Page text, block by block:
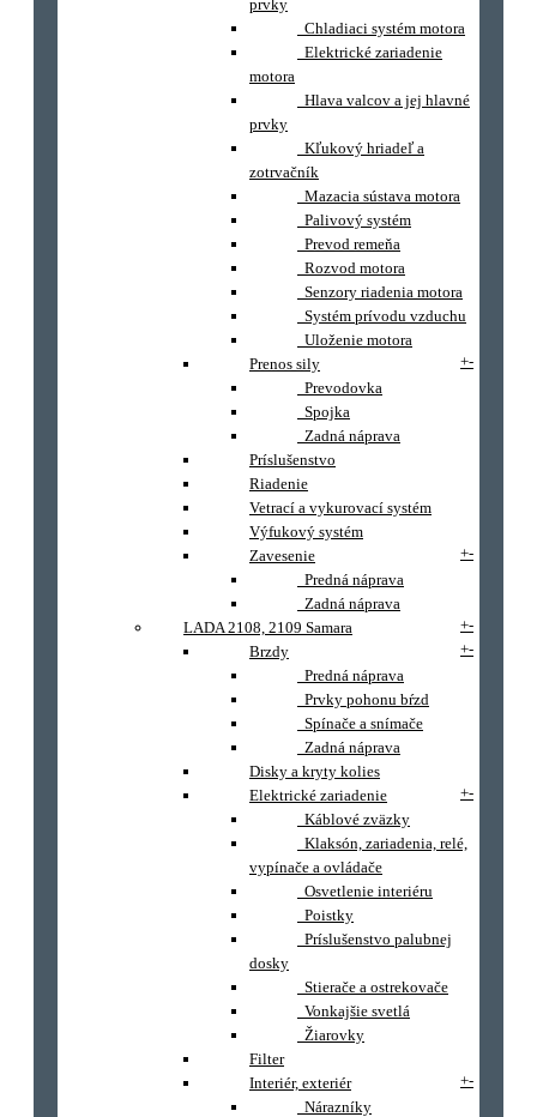
prvky
Chladiaci systém motora
Elektrické zariadenie
motora
Hlava valcov a jej hlavné
prvky
Kľukový hriadeľ a
zotrvačník
Mazacia sústava motora
Palivový systém
Prevod remeňa
Rozvod motora
Senzory riadenia motora
Systém prívodu vzduchu
Uloženie motora
Prenos sily
+-
Prevodovka
Spojka
Zadná náprava
Príslušenstvo
Riadenie
Vetrací a vykurovací systém
Výfukový systém
Zavesenie
+-
Predná náprava
Zadná náprava
LADA 2108, 2109 Samara
+-
Brzdy
+-
Predná náprava
Prvky pohonu bŕzd
Spínače a snímače
Zadná náprava
Disky a kryty kolies
Elektrické zariadenie
+-
Káblové zväzky
Klaksón, zariadenia, relé,
vypínače a ovládače
Osvetlenie interiéru
Poistky
Príslušenstvo palubnej
dosky
Stierače a ostrekovače
Vonkajšie svetlá
Žiarovky
Filter
Interiér, exteriér
+-
Nárazníky